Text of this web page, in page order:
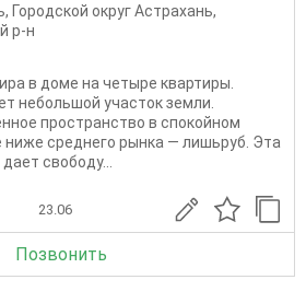
, Городской округ Астрахань,
р-н
в доме на четыре квартиры.
небольшой участок земли.
пространство в спокойном
среднего рынка — лишьруб. Эта
свободу...
23.06
Позвонить